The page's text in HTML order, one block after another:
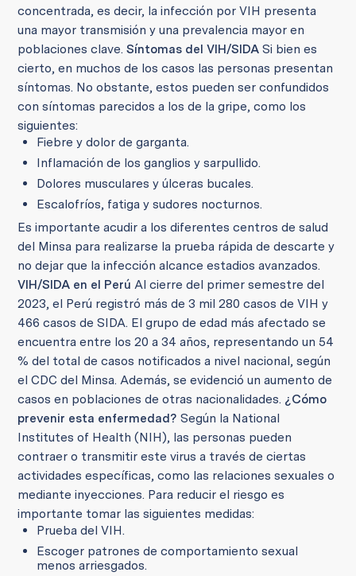
concentrada, es decir, la infección por VIH presenta
una mayor transmisión y una prevalencia mayor en
poblaciones clave.Síntomas del VIH/SIDA Si bien es
cierto, en muchos de los casos las personas presentan
síntomas. No obstante, estos pueden ser confundidos
con síntomas parecidos a los de la gripe, como los
siguientes:
Fiebre y dolor de garganta.
Inflamación de los ganglios y sarpullido.
Dolores musculares y úlceras bucales.
Escalofríos, fatiga y sudores nocturnos.
Es importante acudir a los diferentes centros de salud
del Minsa para realizarse la prueba rápida de descarte y
no dejar que la infección alcance estadios avanzados.
VIH/SIDA en el Perú Al cierre del primer semestre del
2023, el Perú registró más de 3 mil 280 casos de VIH y
466 casos de SIDA. El grupo de edad más afectado se
encuentra entre los 20 a 34 años, representando un 54
% del total de casos notificados a nivel nacional, según
el CDC del Minsa. Además, se evidenció un aumento de
casos en poblaciones de otras nacionalidades. ¿Cómo
prevenir esta enfermedad? Según la National
Institutes of Health (NIH), las personas pueden
contraer o transmitir este virus a través de ciertas
actividades específicas, como las relaciones sexuales o
mediante inyecciones. Para reducir el riesgo es
importante tomar las siguientes medidas:
Prueba del VIH.
Escoger patrones de comportamiento sexual
menos arriesgados.